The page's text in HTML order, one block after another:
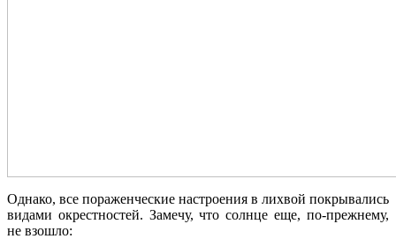
Однако, все пораженческие настроения в лихвой покрывались
видами окрестностей. Замечу, что солнце еще, по-прежнему,
не взошло: